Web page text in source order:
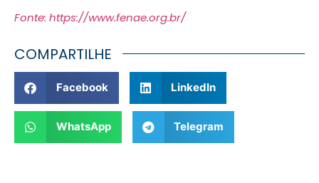
Fonte: https://www.fenae.org.br/
COMPARTILHE
Facebook LinkedIn
WhatsApp Telegram